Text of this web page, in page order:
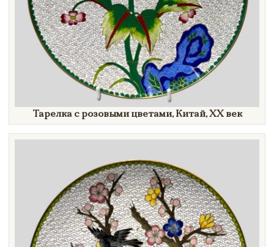
Тарелка с розовыми цветами, Китай,XX век